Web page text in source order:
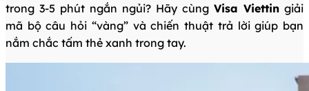
trong 3-5 phút ngắn ngủi? Hãy cùng Visa Viettin giải
mã bộ câu hỏi “vàng” và chiến thuật trả lời giúp bạn
nắm chắc tấm thẻ xanh trong tay.